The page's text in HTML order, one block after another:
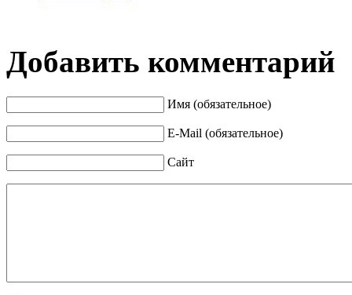
Добавить комментарий
Имя (обязательное)
E-Mail (обязательное)
Сайт